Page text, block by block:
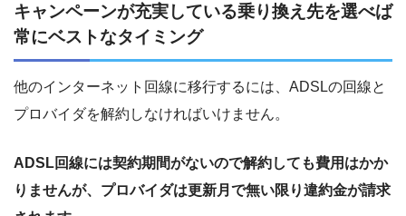
キャンペーンが充実している乗り換え先を選べば
常にベストなタイミング
他のインターネット回線に移行するには、ADSLの回線と
プロバイダを解約しなければいけません。
ADSL回線には契約期間がないので解約しても費用はかか
りませんが、プロバイダは更新月で無い限り違約金が請求